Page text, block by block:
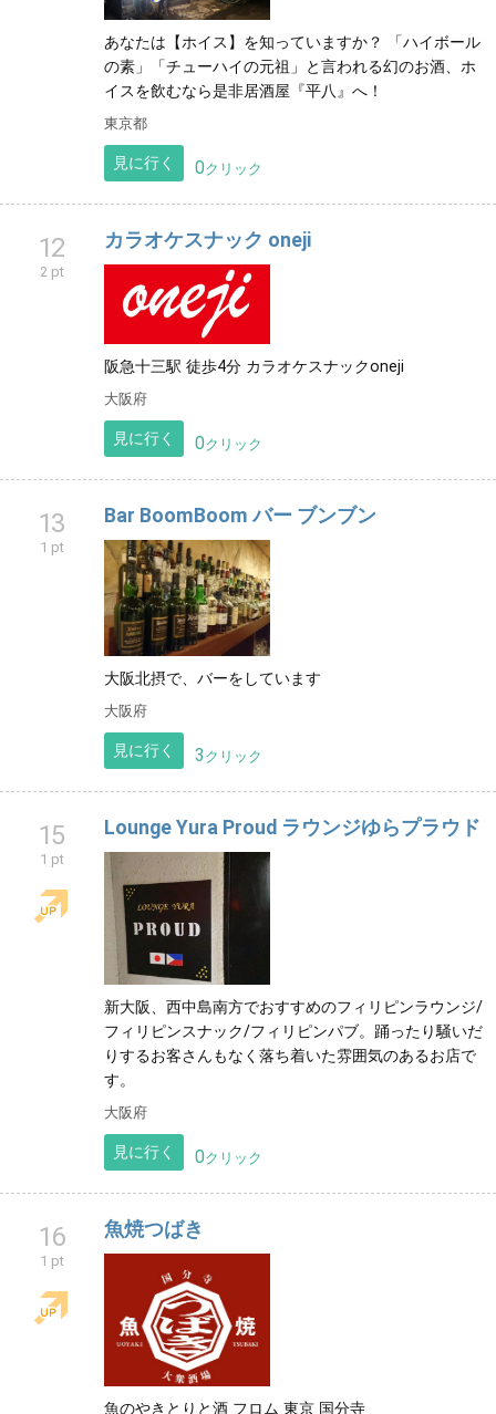
あなたは【ホイス】を知っていますか？ 「ハイボール
の素」「チューハイの元祖」と言われる幻のお酒、ホ
イスを飲むなら是非居酒屋『平八』へ！
東京都
見に行く 0クリック
12
2 pt
カラオケスナック oneji
阪急十三駅 徒歩4分 カラオケスナックoneji
大阪府
見に行く 0クリック
13
1 pt
Bar BoomBoom バー ブンブン
大阪北摂で、バーをしています
大阪府
見に行く 3 クリック
15
1 pt
Lounge Yura Proud ラウンジゆらプラウド
新大阪、西中島南方でおすすめのフィリピンラウンジ/
フィリピンスナック/フィリピンパブ。踊ったり騒いだ
りするお客さんもなく落ち着いた雰囲気のあるお店で
す。
大阪府
見に行く 0クリック
16
1 pt
魚焼つばき
魚のやきとりと酒 フロム 東京 国分寺